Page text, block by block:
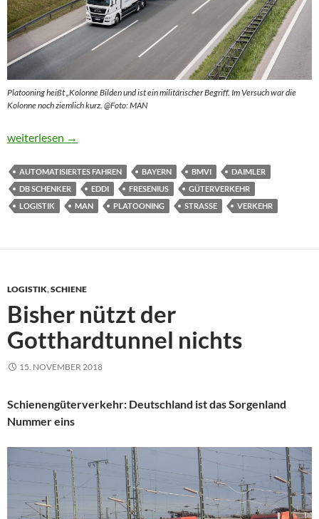
Platooning heißt „Kolonne Bilden und ist ein militärischer Begriff. Im Versuch war die
Kolonne noch ziemlich kurz. @Foto: MAN
EDDI muss noch viele Hausaufgaben machen
weiterlesen →
AUTOMATISIERTES FAHREN BAYERN BMVI
DAIMLER
DB SCHENKER
EDDI FRESENIUS
GÜTERVERKEHR
LOGISTIK
MAN PLATOONING STRASSE VERKEHR
LOGISTIK,SCHIENE
Bisher nützt der
Gotthardtunnel nichts
15. NOVEMBER 2018
Schienengüterverkehr: Deutschland ist das Sorgenland
Nummer eins